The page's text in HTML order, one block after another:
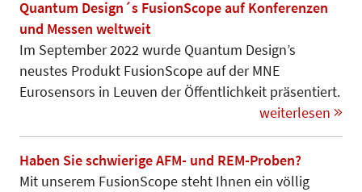
Quantum Design´s FusionScope auf Konferenzen
und Messen weltweit
Im September 2022 wurde Quantum Design’s
neustes Produkt FusionScope auf der MNE
Eurosensors in Leuven der Öffentlichkeit präsentiert.
weiterlesen
Haben Sie schwierige AFM- und REM-Proben?
Mit unserem FusionScope steht Ihnen ein völlig